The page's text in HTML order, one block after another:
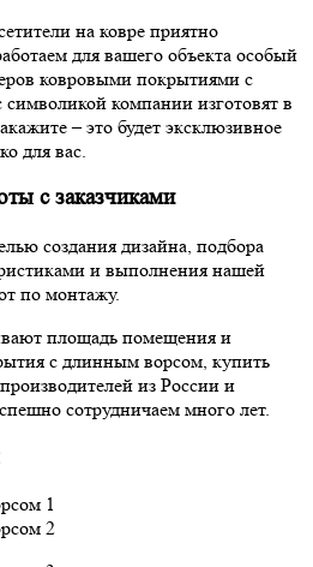
на ковре приятно
для вашего объекта особый
ковровыми покрытиями с
компании изготовят в
– это будет эксклюзивное
для вас.
с заказчиками
создания дизайна, подбора
и выполнения нашей
по монтажу.
площадь помещения и
с длинным ворсом, купить
из России и
сотрудничаем много лет.